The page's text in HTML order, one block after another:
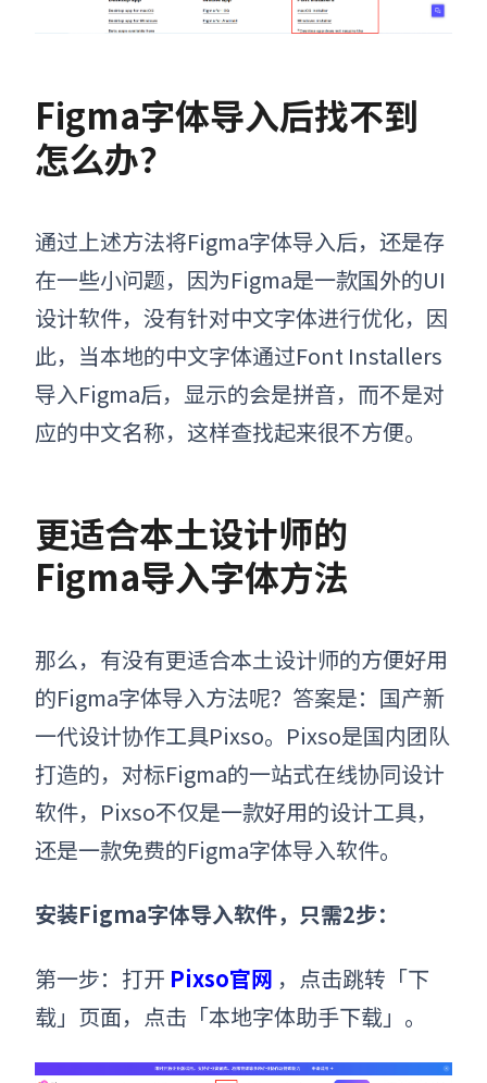
Figma字体导入后找不到
怎么办？
通过上述方法将Figma字体导入后，还是存
在一些小问题，因为Figma是一款国外的UI
设计软件，没有针对中文字体进行优化，因
此，当本地的中文字体通过Font Installers
导入Figma后，显示的会是拼音，而不是对
应的中文名称，这样查找起来很不方便。
更适合本土设计师的
Figma导入字体方法
那么，有没有更适合本土设计师的方便好用
的Figma字体导入方法呢？答案是：国产新
一代设计协作工具Pixso。Pixso是国内团队
打造的，对标Figma的一站式在线协同设计
软件，Pixso不仅是一款好用的设计工具，
还是一款免费的Figma字体导入软件。
安装Figma字体导入软件，只需2步：
第一步：打开 Pixso官网 ，点击跳转「下
载」页面，点击「本地字体助手下载」。